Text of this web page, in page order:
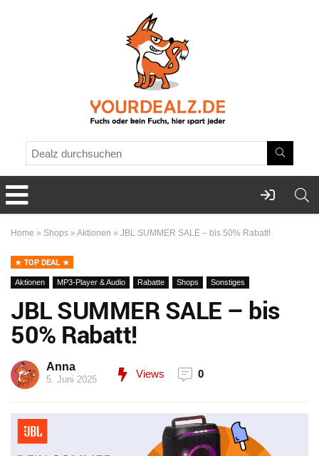
Home » Shops » Aktionen » JBL SUMMER SALE – bis 50% Rabatt!
TOP DEAL
Aktionen MP3-Player & Audio Rabatte Shops Sonstiges
JBL SUMMER SALE – bis
50% Rabatt!
Anna
5. Juni 2025 Views 0